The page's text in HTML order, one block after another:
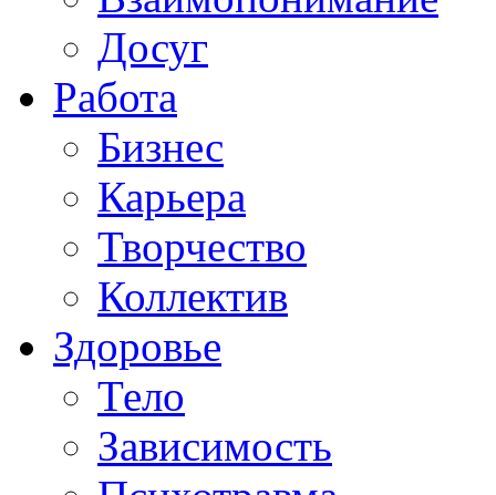
Досуг
Работа
Бизнес
Карьера
Творчество
Коллектив
Здоровье
Тело
Зависимость